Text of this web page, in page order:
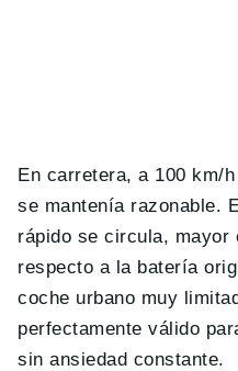
En carretera, a 100 km/
se mantenía razonable.
rápido se circula,
respecto a la batería
coche urbano muy
perfectamente válido
sin ansiedad constante.